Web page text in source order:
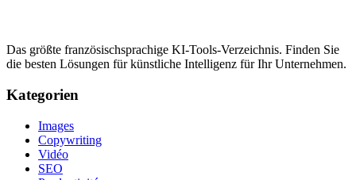
Das größte französischsprachige KI-Tools-Verzeichnis. Finden Sie
die besten Lösungen für künstliche Intelligenz für Ihr Unternehmen.
Kategorien
Images
Copywriting
Vidéo
SEO